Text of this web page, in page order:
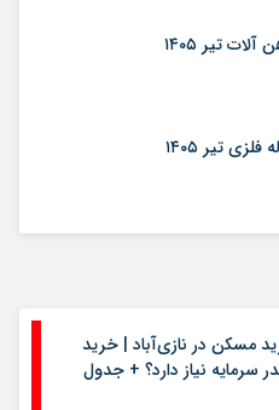
تیر ۱۴۰۵
تیر ۱۴۰۵
مسکن در نازی‌آباد | خرید
چقدر سرمایه نیاز دارد؟ + جدول